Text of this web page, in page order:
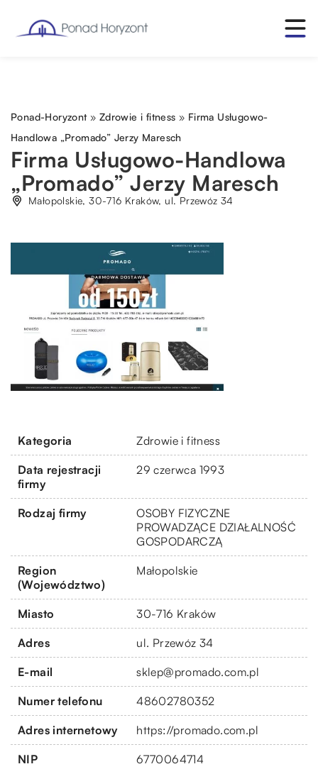
Ponad-Horyzont» Zdrowie i fitness » Firma Usługowo-
Handlowa „Promado” Jerzy Maresch
Firma Usługowo-Handlowa
„Promado” Jerzy Maresch
Małopolskie, 30-716 Kraków, ul. Przewóz 34
Kategoria Zdrowie i fitness
Data rejestracji
firmy
29 czerwca 1993
Rodzaj firmy
OSOBY FIZYCZNE
PROWADZĄCE DZIAŁALNOŚĆ
GOSPODARCZĄ
Region
(Województwo)
Małopolskie
Miasto 30-716 Kraków
Adres ul. Przewóz 34
E-mail sklep@promado.com.pl
Numer telefonu 48602780352
Adres internetowy https://promado.com.pl
NIP 6770064714